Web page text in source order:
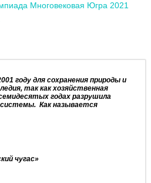
Многовековая Югра 2021
году для сохранения природы и
так как хозяйственная
годах разрушила
Как называется
чугас»